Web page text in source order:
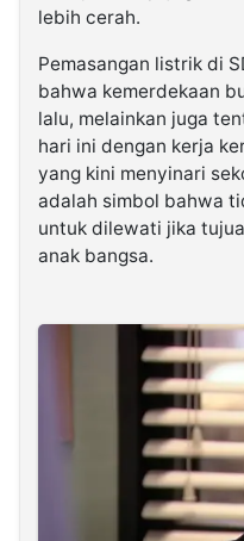
lebih cerah.
Pemasangan listrik di
bahwa kemerdekaan
lalu, melainkan juga
hari ini dengan kerja
yang kini menyinari
adalah simbol bahwa
untuk dilewati jika
anak bangsa.